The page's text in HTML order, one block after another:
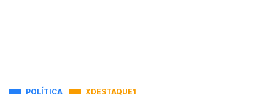
POLÍTICA XDESTAQUE1